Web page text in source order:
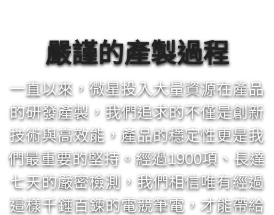
嚴謹的產製過程
一直以來，微星投入大量資源在產品
的研發產製，我們追求的不僅是創新
技術與高效能，產品的穩定性更是我
們最重要的堅持。經過1900項、長達
七天的嚴密檢測，我們相信唯有經過
這樣千錘百鍊的電競筆電，才能帶給